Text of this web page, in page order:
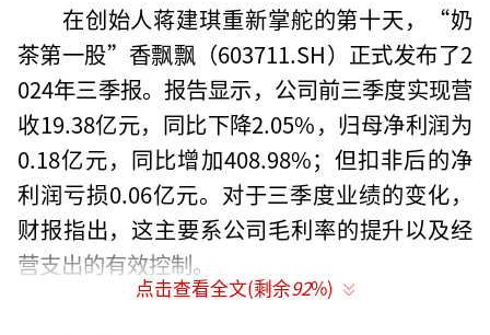
在创始人蒋建琪重新掌舵的第十天，“奶
茶第一股”香飘飘（603711.SH）正式发布了2
024年三季报。报告显示，公司前三季度实现营
收19.38亿元，同比下降2.05%，归母净利润为
0.18亿元，同比增加408.98%；但扣非后的净
利润亏损0.06亿元。对于三季度业绩的变化，
财报指出，这主要系公司毛利率的提升以及经
营支出的有效控制。
点击查看全文(剩余92%)